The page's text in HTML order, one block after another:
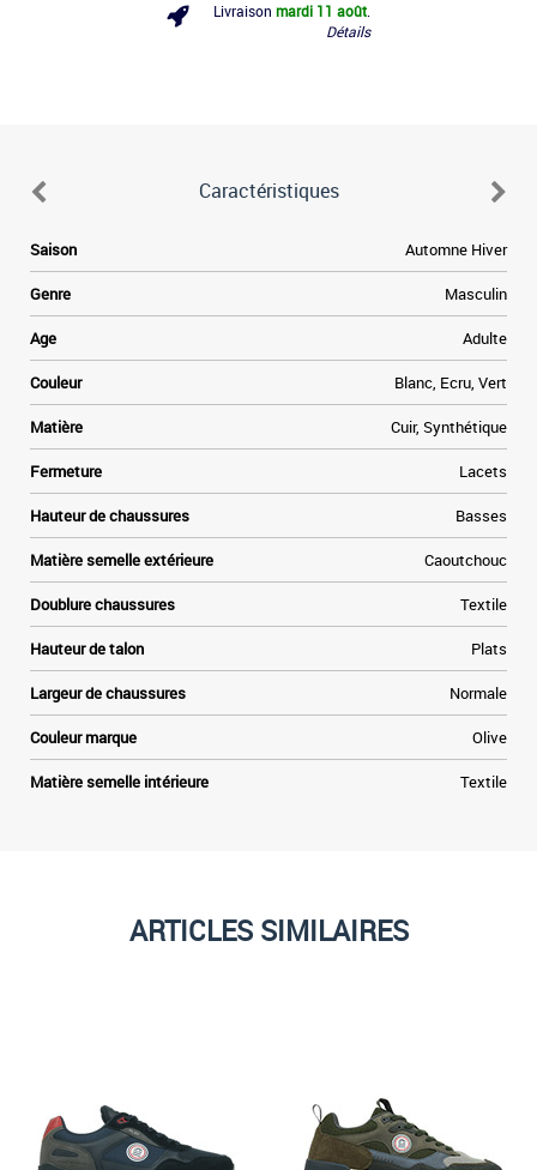
Livraison mardi 11 août
Détails
Caractéristiques
Saison Automne Hiver
Genre Masculin
Age Adulte
Couleur Blanc, Ecru, Vert
Matière Cuir, Synthétique
Fermeture Lacets
Hauteur de chaussures Basses
Matière semelle extérieure Caoutchouc
Doublure chaussures Textile
Hauteur de talon Plats
Largeur de chaussures Normale
Couleur marque Olive
Matière semelle intérieure Textile
ARTICLES SIMILAIRES